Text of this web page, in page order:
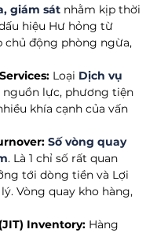
giám sát nhằm kịp thời
hiệu Hư hỏng từ
chủ động phòng ngừa,
Loại Dịch vụ
nguồn lực, phương tiện
khía cạnh của vấn
Số vòng quay
. Là 1 chỉ số rất quan
tới dòng tiền và Lợi
Vòng quay kho hàng,
Inventory: Hàng